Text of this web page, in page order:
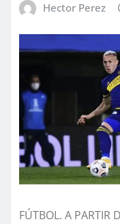
Hector Perez
FÚTBOL. A PARTIR